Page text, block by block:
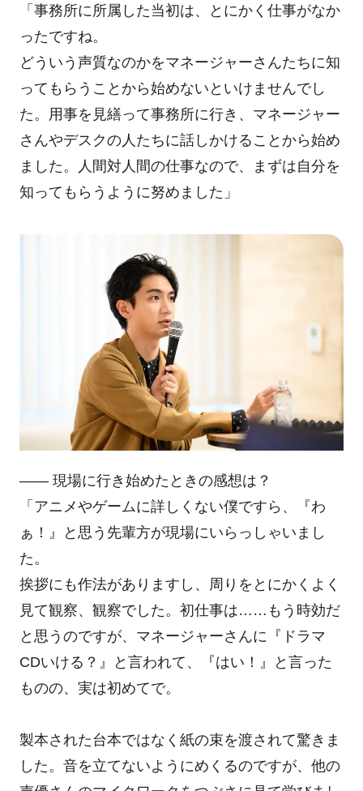
「事務所に所属した当初は、とにかく仕事がなか
ったですね。
どういう声質なのかをマネージャーさんたちに知
ってもらうことから始めないといけませんでし
た。用事を見繕って事務所に行き、マネージャー
さんやデスクの人たちに話しかけることから始め
ました。人間対人間の仕事なので、まずは自分を
知ってもらうように努めました」
―― 現場に行き始めたときの感想は？
「アニメやゲームに詳しくない僕ですら、『わ
ぁ！』と思う先輩方が現場にいらっしゃいまし
た。
挨拶にも作法がありますし、周りをとにかくよく
見て観察、観察でした。初仕事は……もう時効だ
と思うのですが、マネージャーさんに『ドラマ
CDいける？』と言われて、『はい！』と言った
ものの、実は初めてで。
製本された台本ではなく紙の束を渡されて驚きま
した。音を立てないようにめくるのですが、他の